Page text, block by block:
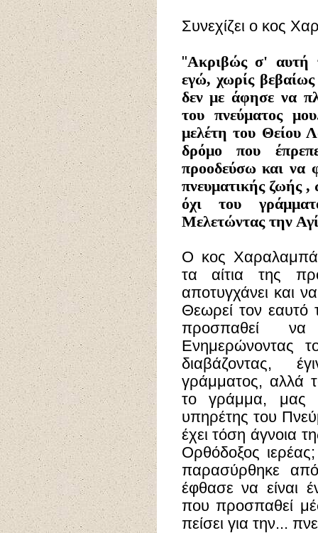
Συνεχίζει ο κος
"Ακριβώς σ' αυτή
εγώ, χωρίς
δεν με άφησε να
του πνεύματος
μελέτη του Θείου
δρόμο που
προοδεύσω και να
πνευματικής ζωής ,
όχι του
Μελετώνταςτην
Ο κος
τα αίτια της
αποτυγχάνει και
Θεωρεί τον εαυτό
προσπαθεί
Ενημερώνοντας
διαβάζοντας,
γράμματος, αλλά
το γράμμα, μας
υπηρέτης του
έχει τόση άγνοια
Ορθόδοξος
παρασύρθηκε
έφθασε να είναι
που προσπαθεί
πείσει για την...